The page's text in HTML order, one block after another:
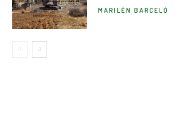
MARILÉN BARCELÓ